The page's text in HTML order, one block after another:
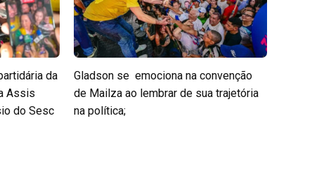
da
Assis
do Sesc
Gladson se emociona na convenção
de Mailza ao lembrar de sua trajetória
na política;